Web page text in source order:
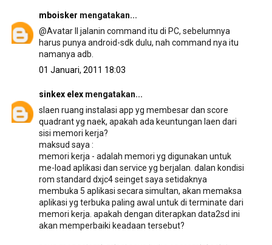
mboisker mengatakan...
@Avatar II jalanin command itu di PC, sebelumnya
harus punya android-sdk dulu, nah command nya itu
namanya adb.
01 Januari, 2011 18:03
sinkex elexmengatakan...
slaen ruang instalasi app yg membesar dan score
quadrant yg naek, apakah ada keuntungan laen dari
sisi memori kerja?
maksud saya :
memori kerja - adalah memori yg digunakan untuk
me-load aplikasi dan service yg berjalan. dalan kondisi
rom standard dxjc4 seinget saya setidaknya
membuka 5 aplikasi secara simultan, akan memaksa
aplikasi yg terbuka paling awal untuk di terminate dari
memori kerja. apakah dengan diterapkan data2sd ini
akan memperbaiki keadaan tersebut?